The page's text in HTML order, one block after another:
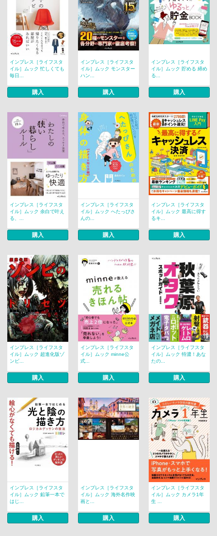
インプレス［ライフスタ
イル］ムック 忙しくても
毎日...
購入
インプレス［ライフスタ
イル］ムック モンスター
ハン...
購入
インプレス［ライフスタ
イル］ムック 貯める 締め
る...
購入
インプレス［ライフスタ
イル］ムック 余白で叶え
る、...
購入
インプレス［ライフスタ
イル］ムック へたっぴさ
んの...
購入
インプレス［ライフスタ
イル］ムック 最高に得す
るキ...
購入
インプレス［ライフスタ
イル］ムック 超進化版ゾ
ンビ...
購入
インプレス［ライフスタ
イル］ムック minne公
式...
購入
インプレス［ライフスタ
イル］ムック 特濃！あな
たの...
購入
インプレス［ライフスタ
イル］ムック 鉛筆一本で
はじ...
購入
インプレス［ライフスタ
イル］ムック 海外名作映
画と...
購入
インプレス［ライフスタ
イル］ムック カメラ1年
生 ...
購入